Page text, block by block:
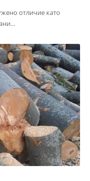
отличие като
…